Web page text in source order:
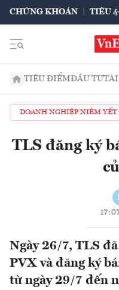
CHỨNG KHOÁN TIÊU
TIÊU ĐIỂMĐẦU TƯ
DOANH NGHIỆP NIÊM YẾT
TLS đăng ký
Ngày 26/7, TLS
PVX và đăng ký
từ ngày 29/7 đến